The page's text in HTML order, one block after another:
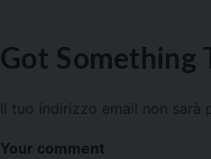
Got Something
Il tuo indirizzo email non sarà
Your comment